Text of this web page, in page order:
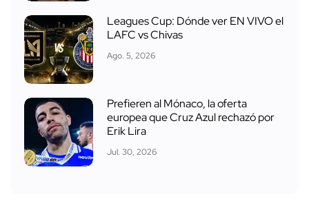
Leagues Cup: Dónde ver EN VIVO el
LAFC vs Chivas
Ago. 5, 2026
Prefieren al Mónaco, la oferta
europea que Cruz Azul rechazó por
Erik Lira
Jul. 30, 2026